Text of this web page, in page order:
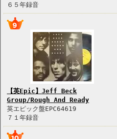
６５年録音
【英Epic】Jeff Beck
Group/Rough And Ready
英エピック盤EPC64619
７１年録音